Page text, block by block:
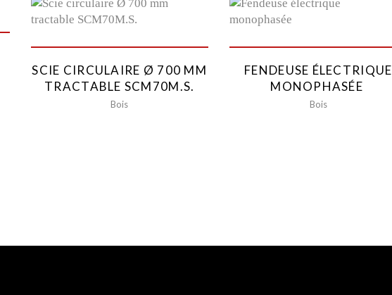
SCIE CIRCULAIRE Ø 700 MM
TRACTABLE SCM70M.S.
Bois
FENDEUSE ÉLECTRIQUE
MONOPHASÉE
Bois